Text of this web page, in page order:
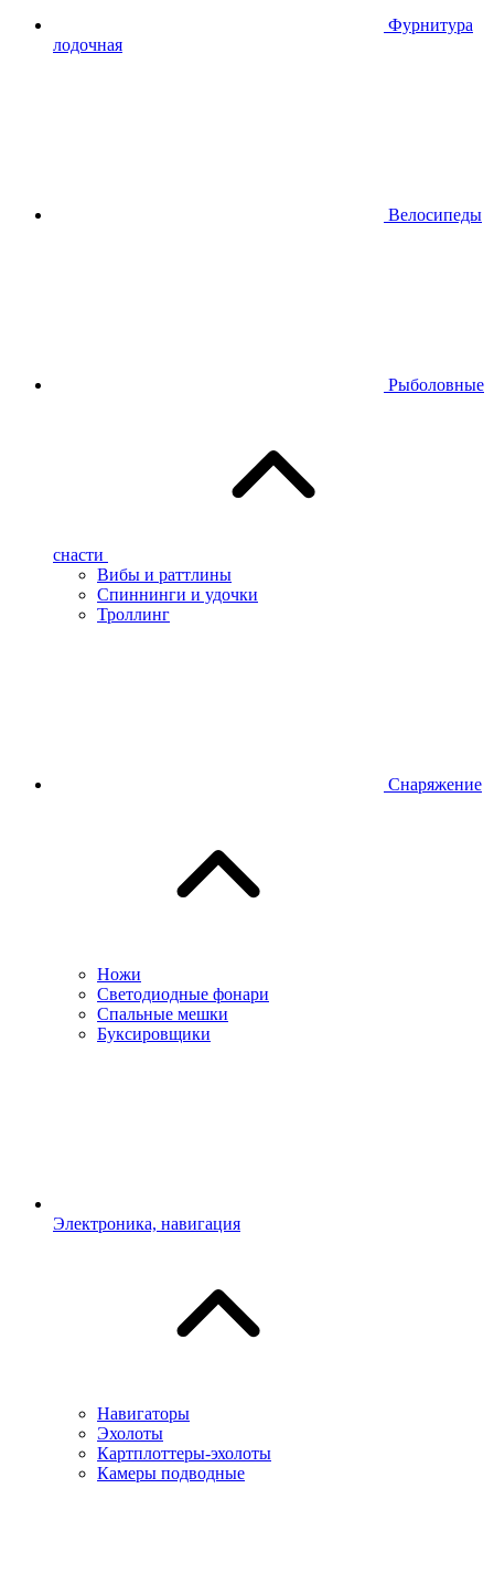
Фурнитура
лодочная
Велосипеды
Рыболовные
снасти
Вибы и раттлины
Спиннинги и удочки
Троллинг
Снаряжение
Ножи
Светодиодные фонари
Спальные мешки
Буксировщики
Электроника, навигация
Навигаторы
Эхолоты
Картплоттеры-эхолоты
Камеры подводные